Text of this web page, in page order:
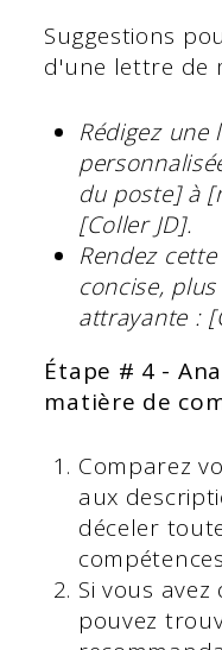
Suggestions
d'une lettre de
Rédigez
du poste] à
[Coller JD].
Rendez
concise,
attrayante :
Étape # 4 -
matière de
Comparez
aux
déceler
Si vous
pouvez